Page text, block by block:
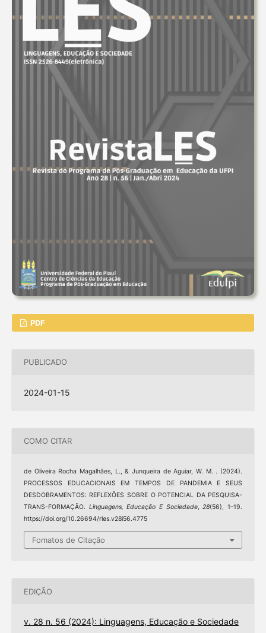
PDF
PUBLICADO
2024-01-15
COMO CITAR
de Oliveira Rocha Magalhães, L., & Junqueira de Aguiar, W. M. . (2024).
PROCESSOS EDUCACIONAIS EM TEMPOS DE PANDEMIA E SEUS
DESDOBRAMENTOS: REFLEXÕES SOBRE O POTENCIAL DA PESQUISA-
TRANS-FORMAÇÃO. Linguagens, Educação E Sociedade,28(56), 1–19.
https://doi.org/10.26694/rles.v28i56.4775
Fomatos de Citação
EDIÇÃO
v. 28 n. 56 (2024): Linguagens, Educação e Sociedade